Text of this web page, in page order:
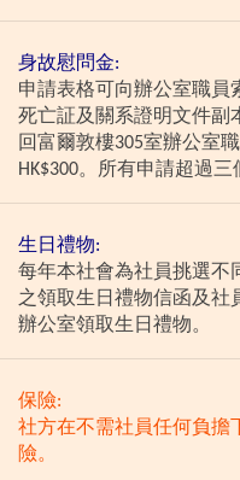
身故慰問金:
申請表格可向辦公室職員
死亡証及關系證明文件副
回富爾敦樓305室辦公室
HK$300。所有申請超過三
生日禮物:
每年本社會為社員挑選不
之領取生日禮物信函及社
辦公室領取生日禮物。
保險:
社方在不需社員任何負擔
險。